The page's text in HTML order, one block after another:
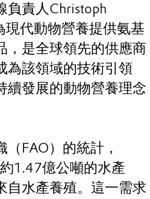
負責人Christoph
現代動物營養提供氨基
，是全球領先的供應商
為該領域的技術引領
續發展的動物營養理念
FAO）的統計，
1.47億公噸的水產
自水產養殖。這一需求